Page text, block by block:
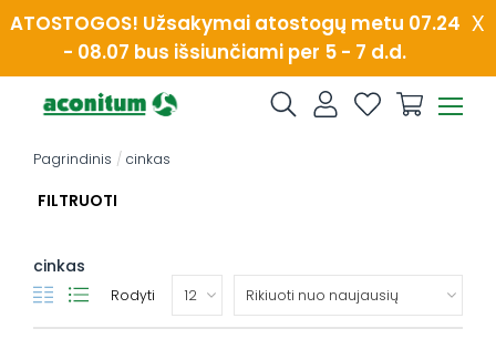
Skip
to
x
ATOSTOGOS! Užsakymai atostogų metu 07.24
- 08.07 bus išsiunčiami per 5 - 7 d.d.
Pagrindinis / cinkas
FILTRUOTI
cinkas
Rodyti